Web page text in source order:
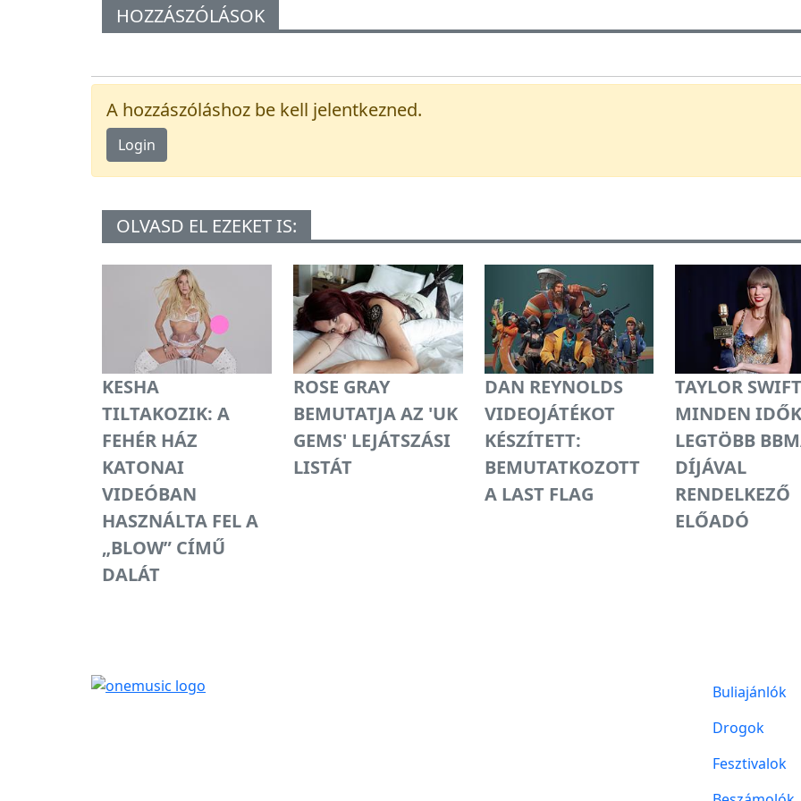
HOZZÁSZÓLÁSOK
A hozzászóláshoz be kell jelentkezned.
Login
OLVASD EL EZEKET IS:
KESHA
TILTAKOZIK: A
FEHÉR HÁZ
KATONAI
VIDEÓBAN
HASZNÁLTA FEL A
„BLOW” CÍMŰ
DALÁT
ROSE GRAY
BEMUTATJA AZ 'UK
GEMS' LEJÁTSZÁSI
LISTÁT
DAN REYNOLDS
VIDEOJÁTÉKOT
KÉSZÍTETT:
BEMUTATKOZOTT
A LAST FLAG
TAYLOR
MINDEN
LEGTÖBB
DÍJÁVAL
RENDELKEZŐ
ELŐADÓ
Buliajánlók
Drogok
Fesztivalok